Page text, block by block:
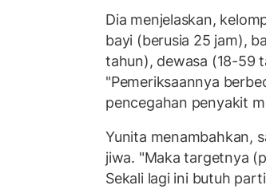
Dia menjelaskan,
bayi (berusia 25 jam),
tahun), dewasa (18-59
"Pemeriksaannya
pencegahan penyakit
Yunita menambahkan,
jiwa. "Maka targetnya
Sekali lagi ini butuh